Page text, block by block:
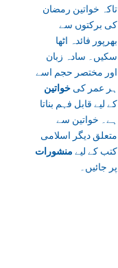
تاکہ خواتین رمضان
کی برکتوں سے
بھرپور فائدہ اٹھا
سکیں۔ سادہ زبان
اور مختصر حجم اسے
ہر عمر کی خواتین
کے لیے قابل فہم بناتا
ہے۔ خواتین سے
متعلق دیگر اسلامی
کتب کے لیے منشورات
پر جائیں۔